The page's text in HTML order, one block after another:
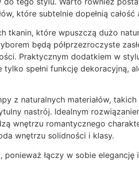
które subtelnie dopełnią całość
tkanin, które wpuszczą dużo
będą półprzezroczyste
Praktycznym dodatkiem w
spełni funkcję dekoracyjną,
z naturalnych materiałów, takich
nastrój. Idealnym
wnętrzu romantycznego
wnętrzu solidności i klasy.
łączy w sobie elegancję